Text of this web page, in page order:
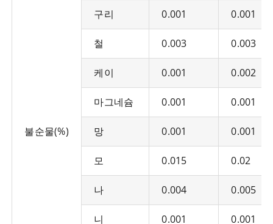
불순물(%)
구리 0.001 0.001
철 0.003 0.003
케이 0.001 0.002
마그네슘 0.001 0.001
망 0.001 0.001
모 0.015 0.02
나 0.004 0.005
니 0.001 0.001